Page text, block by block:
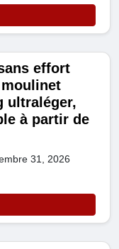
effort
ultraléger,
à partir de
31, 2026